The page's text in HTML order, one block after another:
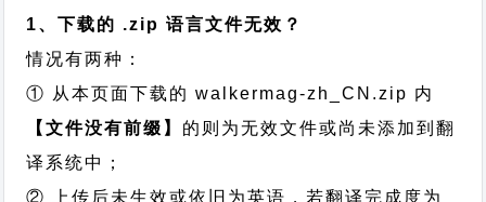
1、下载的 .zip 语言文件无效？
情况有两种：
① 从本页面下载的 walkermag-zh_CN.zip 内
【文件没有前缀】 的则为无效文件或尚未添加到翻
译系统中；
② 上传后未生效或依旧为英语，若翻译完成度为